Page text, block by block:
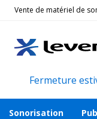
Vente de matériel de
Fermeture
Sonorisation